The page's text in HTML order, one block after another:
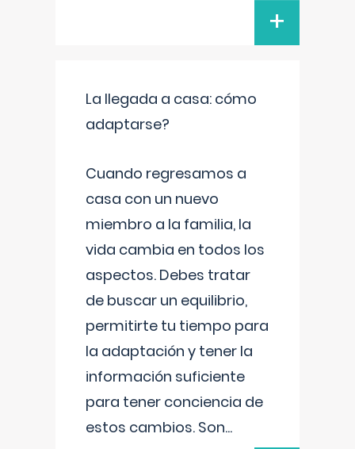
+
La llegada a casa: cómo
adaptarse?
Cuando regresamos a
casa con un nuevo
miembro a la familia, la
vida cambia en todos los
aspectos. Debes tratar
de buscar un equilibrio,
permitirte tu tiempo para
la adaptación y tener la
información suficiente
para tener conciencia de
estos cambios. Son...